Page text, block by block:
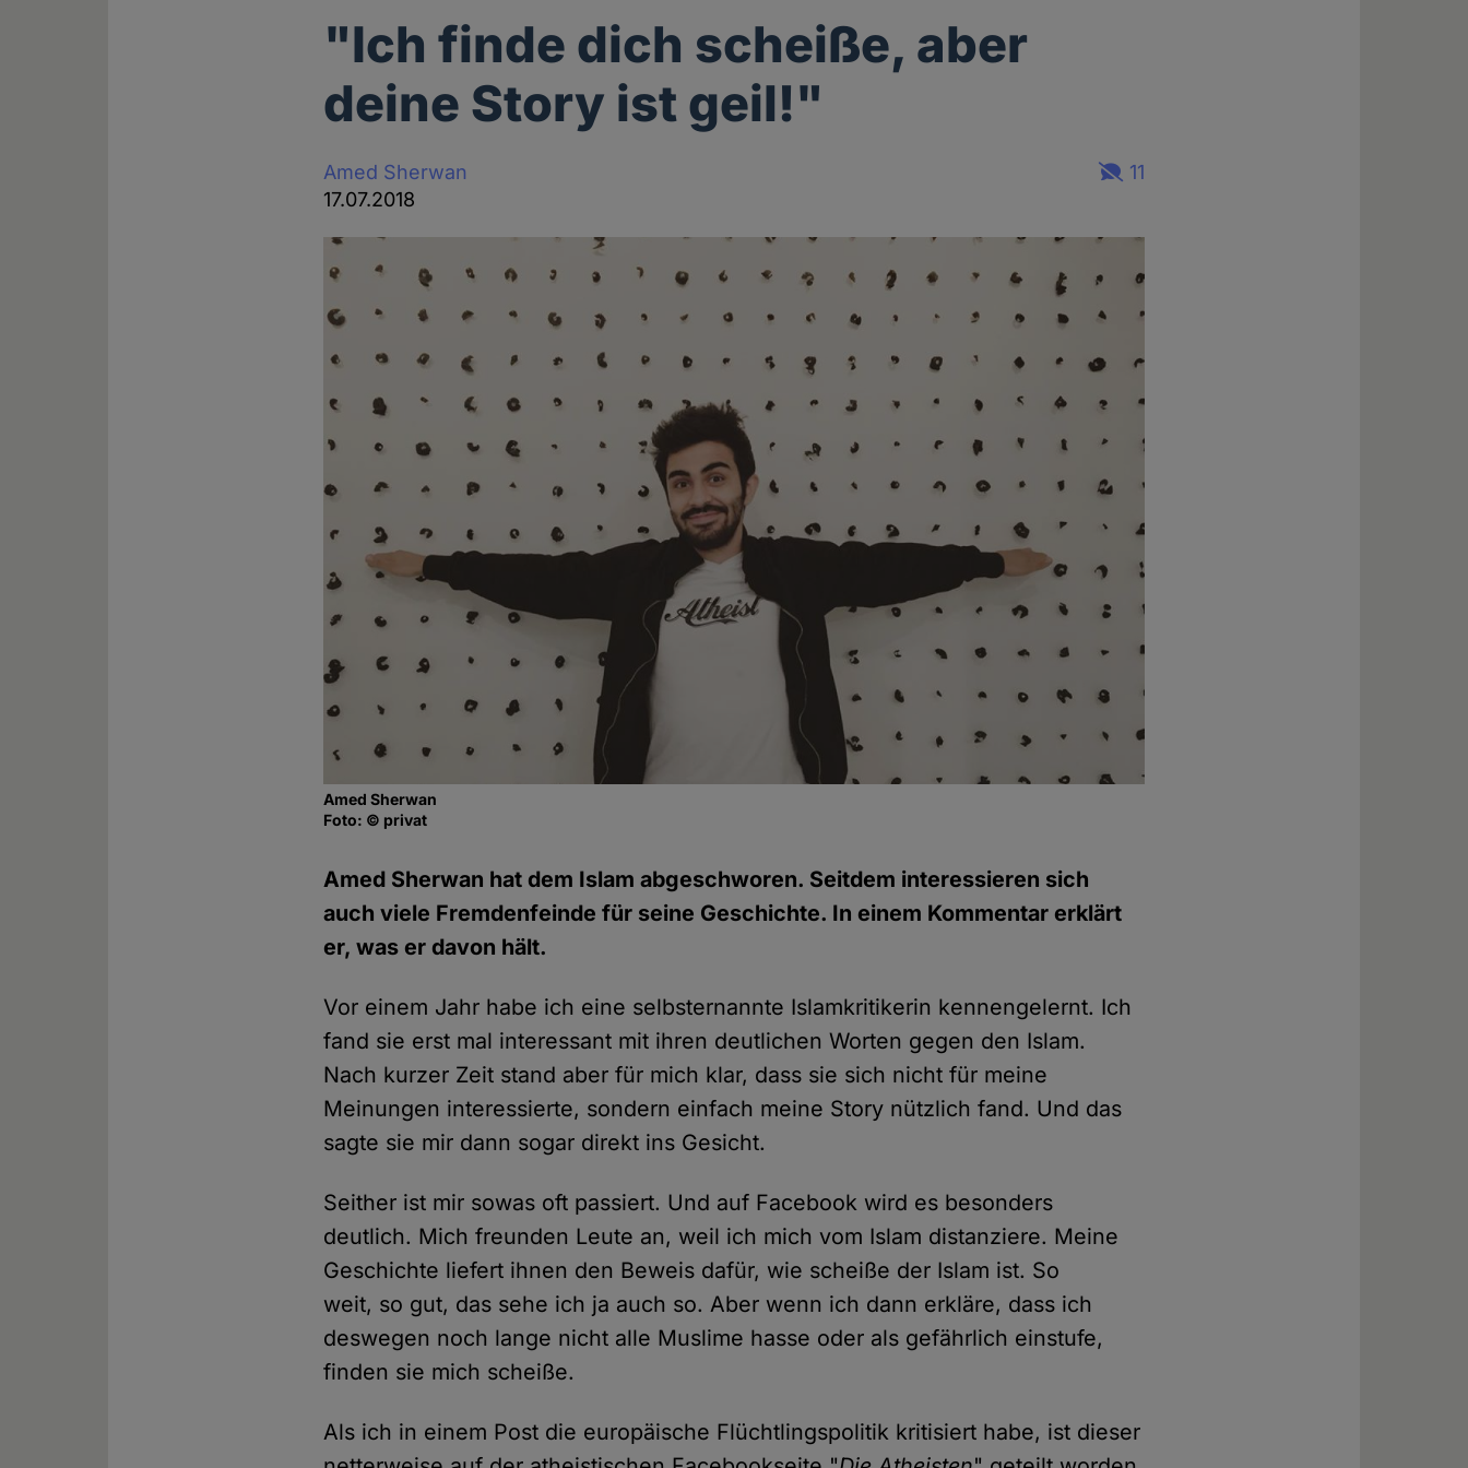
"Ich finde dich scheiße, aber
deine Story ist geil!"
Amed Sherwan
17.07.2018
11
Amed Sherwan
Foto: © privat
Amed Sherwan hat dem Islam abgeschworen. Seitdem interessieren sich
auch viele Fremdenfeinde für seine Geschichte. In einem Kommentar erklärt
er, was er davon hält.
Vor einem Jahr habe ich eine selbsternannte Islamkritikerin kennengelernt. Ich
fand sie erst mal interessant mit ihren deutlichen Worten gegen den Islam.
Nach kurzer Zeit stand aber für mich klar, dass sie sich nicht für meine
Meinungen interessierte, sondern einfach meine Story nützlich fand. Und das
sagte sie mir dann sogar direkt ins Gesicht.
Seither ist mir sowas oft passiert. Und auf Facebook wird es besonders
deutlich. Mich freunden Leute an, weil ich mich vom Islam distanziere. Meine
Geschichte liefert ihnen den Beweis dafür, wie scheiße der Islam ist. So
weit, so gut, das sehe ich ja auch so. Aber wenn ich dann erkläre, dass ich
deswegen noch lange nicht alle Muslime hasse oder als gefährlich einstufe,
finden sie mich scheiße.
Als ich in einem Post die europäische Flüchtlingspolitik kritisiert habe, ist dieser